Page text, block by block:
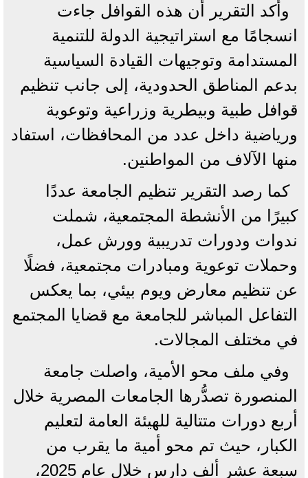
وأكد التقرير أن هذه القوافل جاءت
انسجامًا مع استراتيجية الدولة للتنمية
المستدامة وتوجيهات القيادة السياسية
بدعم المناطق الحدودية، إلى جانب تنظيم
قوافل طبية وبيطرية وزراعية وتوعوية
ورياضية داخل عدد من المحافظات، استفاد
منها الآلاف من المواطنين.
كما رصد التقرير تنظيم الجامعة عددًا
كبيرًا من الأنشطة المجتمعية، شملت
ندوات ودورات تدريبية وورش عمل،
وحملات توعوية ومبادرات مجتمعية، فضلًا
عن تنظيم معارض ويوم بيئي، بما يعكس
التفاعل المباشر للجامعة مع قضايا المجتمع
في مختلف المجالات.
وفي ملف محو الأمية، واصلت جامعة
المنصورة تصدُّرها الجامعات المصرية خلال
أربع دورات متتالية للهيئة العامة لتعليم
الكبار، حيث تم محو أمية ما يقرب من
سبعة عشر ألف دارس خلال عام 2025،